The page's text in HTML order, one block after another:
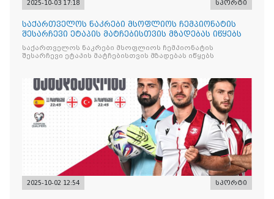
2025-10-03 17:18 სპორტი
საქართველოს ნაკრები მსოფლიოს ჩემპიონატის
შესარჩევი ეტაპის მატჩებისთვის მზადებას იწყებს
საქართველოს ნაკრები მსოფლიოს ჩემპიონატის
შესარჩევი ეტაპის მატჩებისთვის მზადებას იწყებს
2025-10-02 12:54 სპორტი